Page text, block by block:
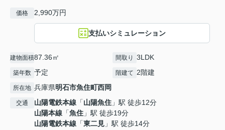
価格 2,990万円
支払いシミュレーション
建物面積87.36㎡ 間取り 3LDK
築年数 予定 階建て 2階建
所在地 兵庫県明石市魚住町西岡
交通 山陽電鉄本線 「山陽魚住 」駅 徒歩12分
山陽本線 「魚住 」駅 徒歩19分
山陽電鉄本線 「東二見 」駅 徒歩14分